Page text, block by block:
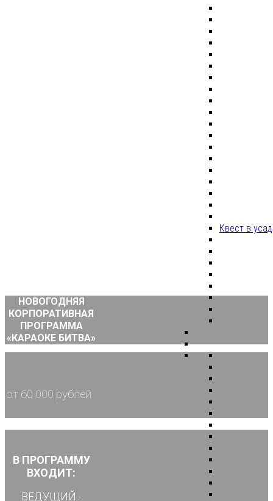
Квест в
НОВОГОДНЯЯ
КОРПОРАТИВНАЯ
ПРОГРАММА
«КАРАОКЕ БИТВА»
от 60 000 рублей
В ПРОГРАММУ
ВХОДИТ:
ВЕДУЩИЙ -